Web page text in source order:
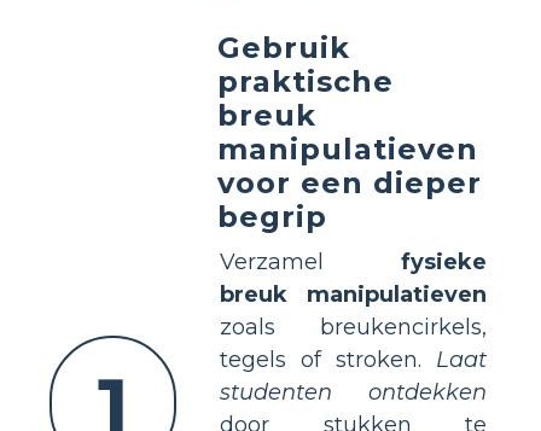
1
Gebruik
praktische
breuk
manipulatieven
voor een dieper
begrip
Verzamel fysieke
breuk manipulatieven
zoals breukencirkels,
tegels of stroken. Laat
studenten ontdekken
door stukken te